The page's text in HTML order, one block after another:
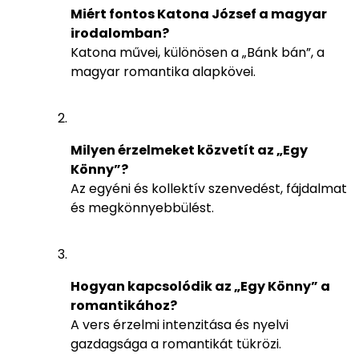
Miért fontos Katona József a magyar
irodalomban?
Katona művei, különösen a „Bánk bán”, a
magyar romantika alapkövei.
Milyen érzelmeket közvetít az „Egy
Könny”?
Az egyéni és kollektív szenvedést, fájdalmat
és megkönnyebbülést.
Hogyan kapcsolódik az „Egy Könny” a
romantikához?
A vers érzelmi intenzitása és nyelvi
gazdagsága a romantikát tükrözi.